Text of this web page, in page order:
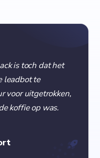
is toch dat het
leadbot te
voor uitgetrokken,
koffie op was.